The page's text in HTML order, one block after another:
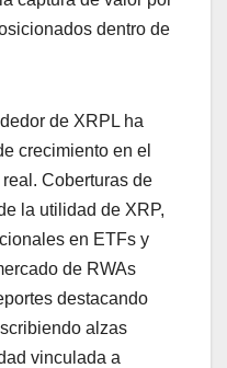
dentro de
de XRPL ha
crecimiento en el
Coberturas de
la utilidad de XRP,
en ETFs y
de RWAs
destacando
alzas
vinculada a